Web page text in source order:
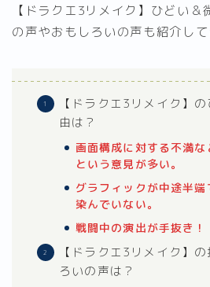
【ドラクエ3リメイク】ひどい
の声やおもしろいの声も紹介して
【ドラクエ3リメイク】
由は？
画面構成に対する不満な
という意見が多い。
グラフィックが中途半
染んでいない。
戦闘中の演出が手抜き！
【ドラクエ3リメイク】
ろいの声は？